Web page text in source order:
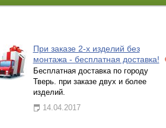
При заказе 2-х изделий без
монтажа - бесплатная доставка!
Бесплатная доставка по городу
Тверь. при заказе двух и более
изделий.
14.04.2017